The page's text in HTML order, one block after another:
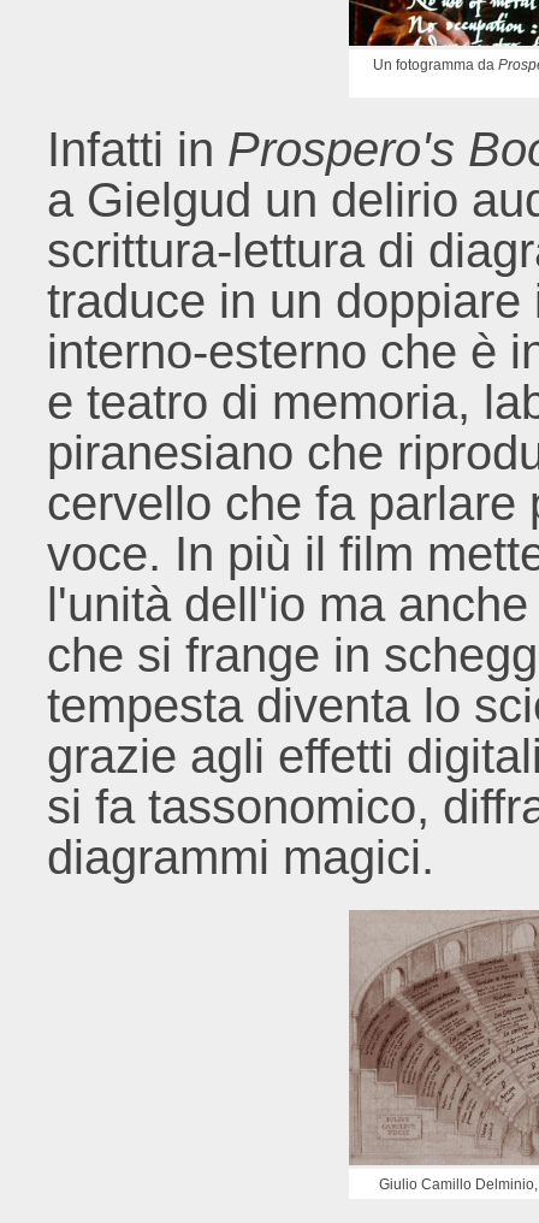
Un fotogramma da
Infatti in Prospero's
a Gielgud un delirio
scrittura-lettura di
traduce in un
interno-esterno che è
e teatro di memoria,
piranesiano che
cervello che fa parlare
voce. In più il film
l'unità dell'io ma
che si frange in
tempesta diventa lo
grazie agli effetti
si fa tassonomico,
diagrammi magici.
Giulio Camillo